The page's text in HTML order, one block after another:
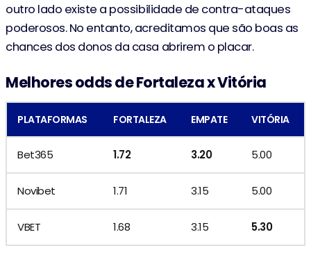
outro lado existe a possibilidade de contra-ataques
poderosos. No entanto, acreditamos que são boas as
chances dos donos da casa abrirem o placar.
Melhores odds de Fortaleza x Vitória
PLATAFORMAS FORTALEZA EMPATE VITÓRIA
Bet365 1.72 3.20 5.00
Novibet 1.71 3.15 5.00
VBET 1.68 3.15 5.30